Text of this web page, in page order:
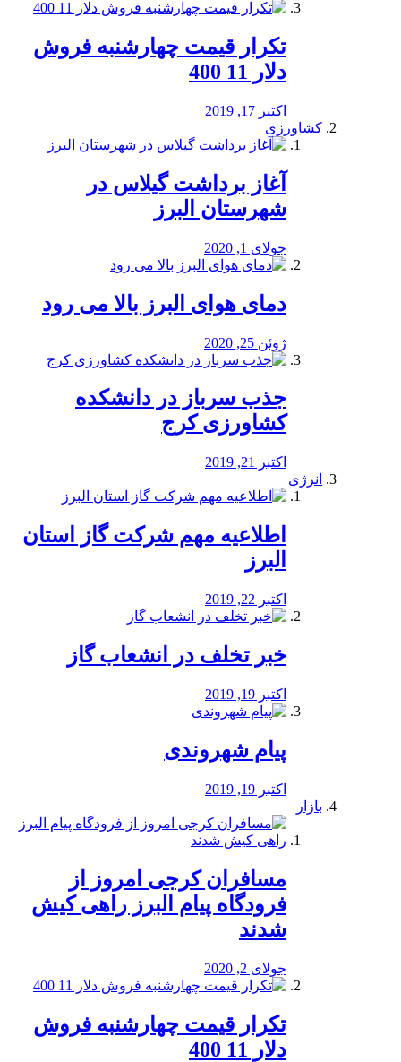
تکرار قیمت چهارشنبه فروش
دلار 11 400
اکتبر 17, 2019
کشاورزی
آغاز برداشت گیلاس در
شهرستان البرز
جولای 1, 2020
دمای هوای البرز بالا می رود
ژوئن 25, 2020
جذب سرباز در دانشکده
کشاورزی کرج
اکتبر 21, 2019
انرژی
️اطلاعیه مهم شرکت گاز استان
البرز
اکتبر 22, 2019
خبر تخلف در انشعاب گاز
اکتبر 19, 2019
پیام شهروندی
اکتبر 19, 2019
بازار
مسافران کرجی امروز از
فرودگاه پیام البرز راهی کیش
شدند
جولای 2, 2020
تکرار قیمت چهارشنبه فروش
دلار 11 400